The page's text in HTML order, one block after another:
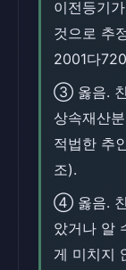
이전등기
것으로 추
2001다
③ 옳음. 친
상속재산
적법한 추
조).
④ 옳음. 친
았거나 알
게 미치지